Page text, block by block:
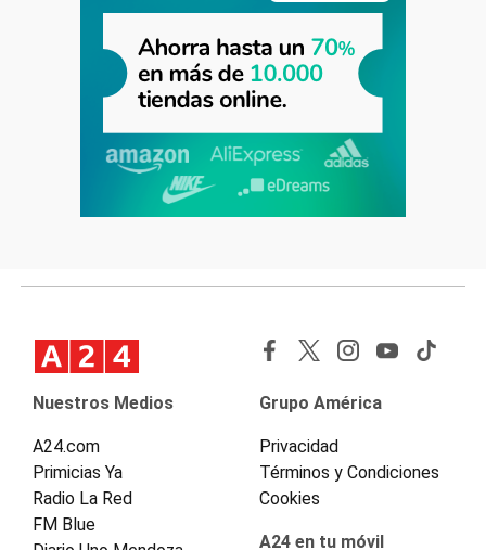
Nuestros Medios
A24.com
Primicias Ya
Radio La Red
FM Blue
Grupo América
Privacidad
Términos y Condiciones
Cookies
A24 en tu móvil